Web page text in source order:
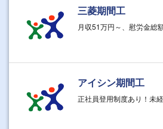
三菱期間工
月収51万円～、慰労金総
アイシン期間工
正社員登用制度あり！未